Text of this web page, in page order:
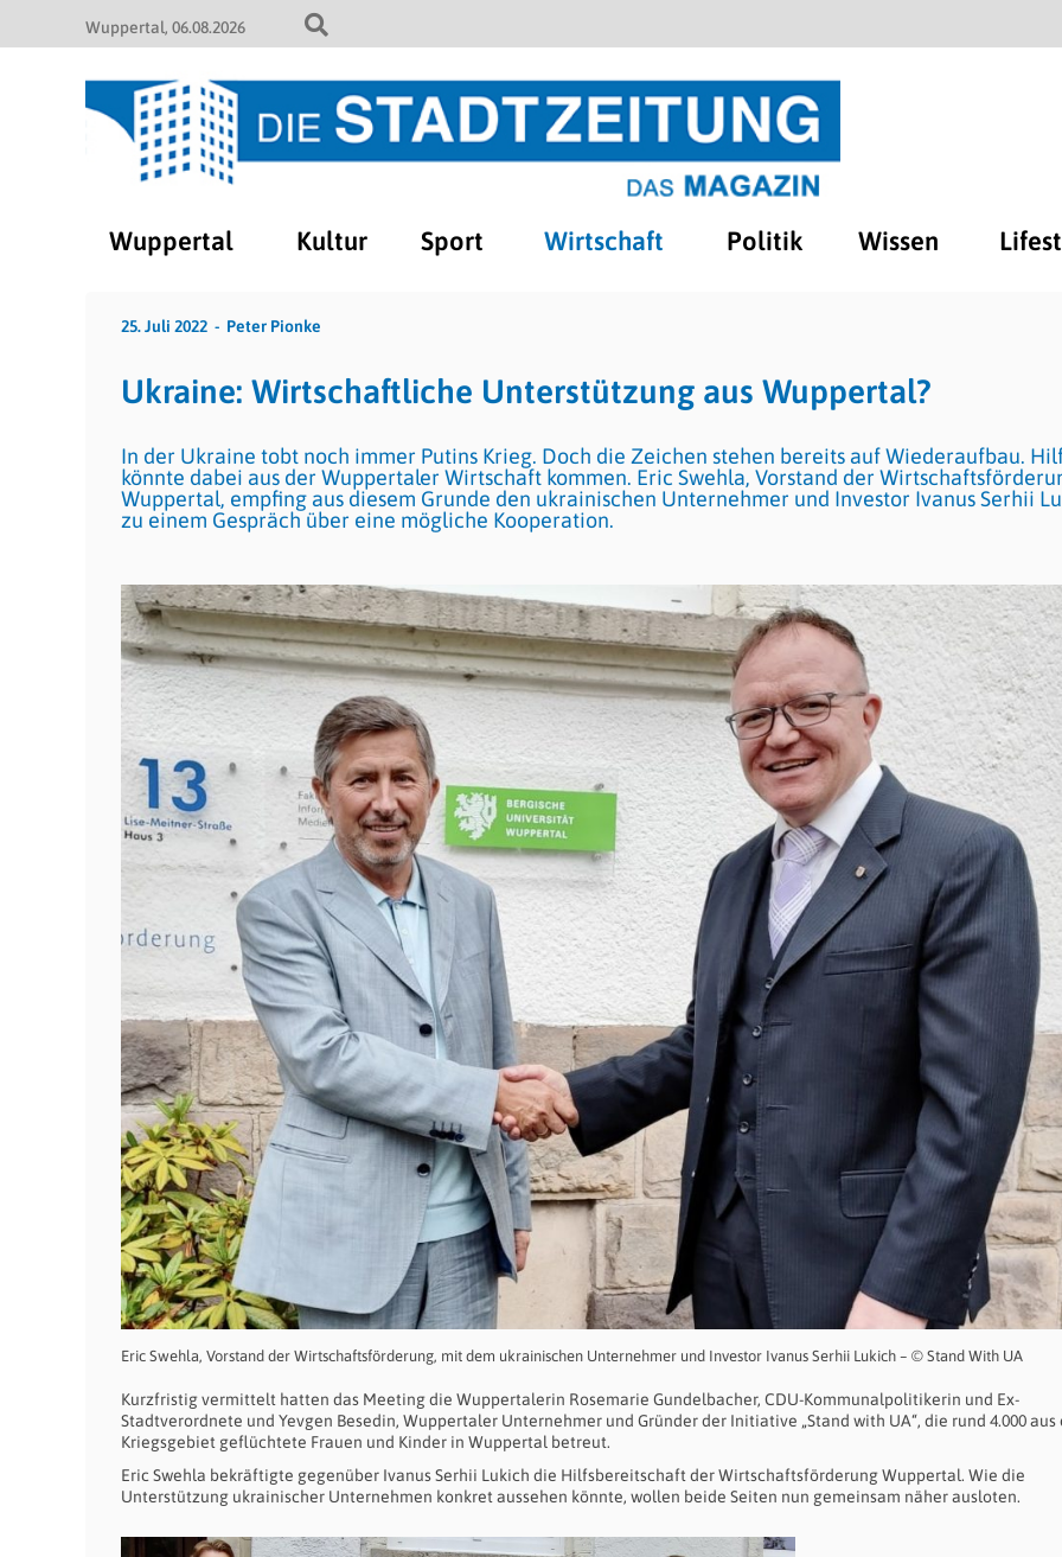
Wuppertal 06.08.2026
Wuppertal Kultur Sport Wirtschaft Politik Wissen
25. Juli 2022 Peter Pionke
Ukraine: Wirtschaftliche Unterstützung aus Wuppertal?
In der Ukraine tobt noch immer Putins Krieg. Doch die Zeichen stehen bereits auf Wiederaufbau.
könnte dabei aus der Wuppertaler Wirtschaft kommen. Eric Swehla, Vorstand der
Wuppertal, empfing aus diesem Grunde den ukrainischen Unternehmer und Investor Ivanus Serhii
zu einem Gespräch über eine mögliche Kooperation.
Eric Swehla, Vorstand der Wirtschaftsförderung, mit dem ukrainischen Unternehmer und Investor Ivanus Serhii Lukich – © Stand With UA
Kurzfristig vermittelt hatten das Meeting die Wuppertalerin Rosemarie Gundelbacher, CDU-Kommunalpolitikerin und Ex-
Stadtverordnete und Yevgen Besedin, Wuppertaler Unternehmer und Gründer der Initiative „Stand with UA“, die rund 4.000 aus
Kriegsgebiet geflüchtete Frauen und Kinder in Wuppertal betreut.
Eric Swehla bekräftigte gegenüber Ivanus Serhii Lukich die Hilfsbereitschaft der Wirtschaftsförderung Wuppertal. Wie die
Unterstützung ukrainischer Unternehmen konkret aussehen könnte, wollen beide Seiten nun gemeinsam näher ausloten.